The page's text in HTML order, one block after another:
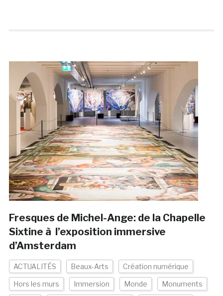
Fresques de Michel-Ange: de la Chapelle
Sixtine à l’exposition immersive
d’Amsterdam
ACTUALITÉS Beaux-Arts Création numérique
Hors les murs Immersion Monde Monuments